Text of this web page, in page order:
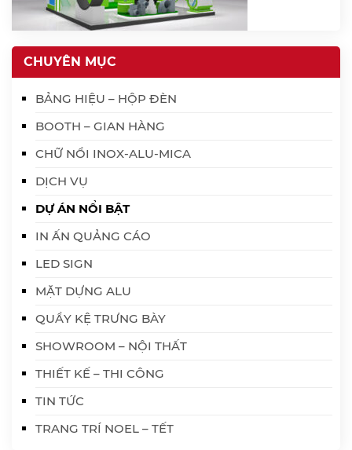
CHUYÊN MỤC
BẢNG HIỆU – HỘP ĐÈN
BOOTH – GIAN HÀNG
CHỮ NỔI INOX-ALU-MICA
DỊCH VỤ
DỰ ÁN NỔI BẬT
IN ẤN QUẢNG CÁO
LED SIGN
MẶT DỰNG ALU
QUẦY KỆ TRƯNG BÀY
SHOWROOM – NỘI THẤT
THIẾT KẾ – THI CÔNG
TIN TỨC
TRANG TRÍ NOEL – TẾT